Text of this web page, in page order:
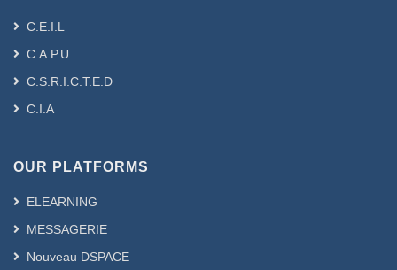
C.E.I.L
C.A.P.U
C.S.R.I.C.T.E.D
C.I.A
OUR PLATFORMS
ELEARNING
MESSAGERIE
Nouveau DSPACE